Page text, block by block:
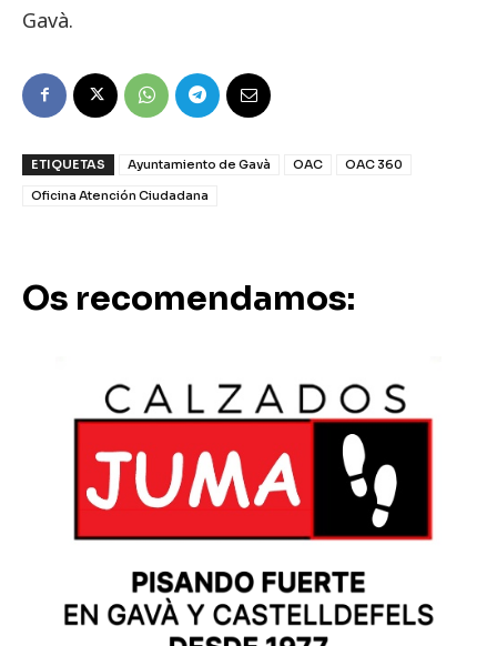
Gavà.
ETIQUETAS Ayuntamiento de Gavà OAC
OAC 360
Oficina Atención Ciudadana
Os recomendamos: